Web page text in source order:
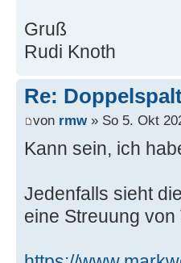
Gruß
Rudi Knoth
Re:
von rmw» So 5. Okt
Kann sein, ich
Jedenfalls sieht
eine Streuung